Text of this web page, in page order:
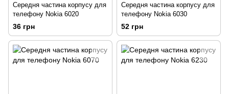
Середня частина корпусу для
телефону Nokia 6020
36 грн
Середня частина корпусу для
телефону Nokia 6030
52 грн